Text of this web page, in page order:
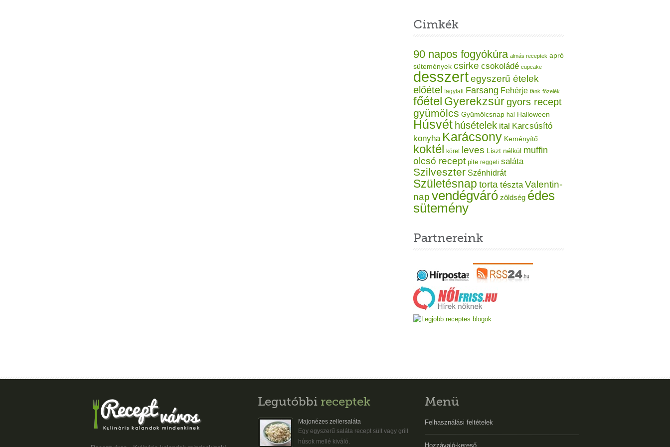
Cimkék
90 napos fogyókúra almás receptek apró
sütemények csirke csokoládé cupcake
desszertegyszerű ételek
előétel fagylalt Farsang Fehérje fánk főzelék
főétel Gyerekzsúrgyors recept
gyümölcs Gyümölcsnap hal Halloween
Húsvét húsételek ital Karcsúsító
konyha Karácsony Keményítő
koktél köret leves Liszt nélkül muffin
olcsó recept pite reggeli saláta
Szilveszter Szénhidrát
Születésnap torta tészta Valentin-
nap vendégváró zöldség édes
sütemény
Partnereink
Legutóbbi receptek
Majonézes zellersaláta
Egy egyszerű saláta recept sült vagy grill
húsok mellé kiváló.
Menü
Felhasználási feltételek
Hozzávaló-kereső